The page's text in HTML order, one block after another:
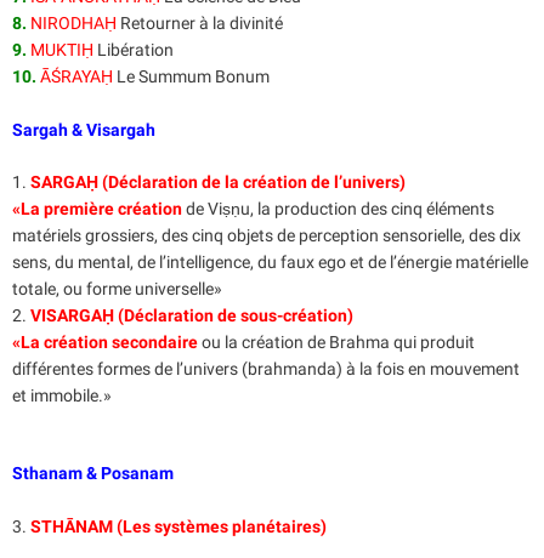
8. NIRODHAḤ Retourner à la divinité
9. MUKTIḤ Libération
10. ĀŚRAYAḤ Le Summum Bonum
Sargah & Visargah
1. SARGAḤ (Déclaration de la création de l’univers)
«La première créationde Viṣṇu, la production des cinq éléments
matériels grossiers, des cinq objets de perception sensorielle, des dix
sens, du mental, de l’intelligence, du faux ego et de l’énergie matérielle
totale, ou forme universelle»
2. VISARGAḤ (Déclaration de sous-création)
«La création secondaireou la création de Brahma qui produit
différentes formes de l’univers (brahmanda) à la fois en mouvement
et immobile.»
Sthanam & Posanam
3. STHĀNAM (Les systèmes planétaires)